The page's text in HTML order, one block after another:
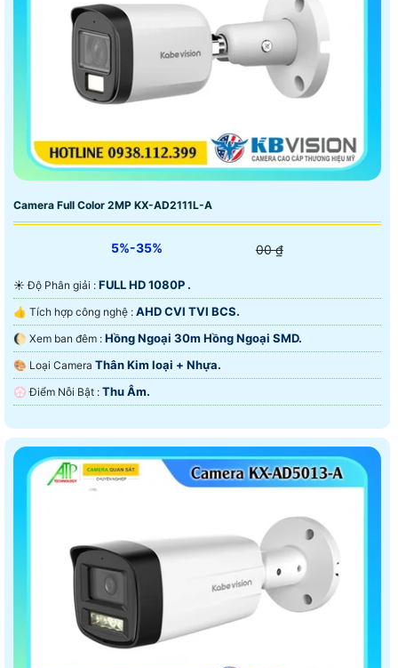
Camera Full Color 2MP KX-AD2111L-A
5%-35% 00 ₫
☀️ Độ Phân giải : FULL HD 1080P .
👍 Tích hợp công nghệ : AHD CVI TVI BCS.
🌔 Xem ban đêm : Hồng Ngoại 30m Hồng Ngoại SMD.
🎨 Loại Camera Thân Kim loại + Nhựa.
️💮 Điểm Nỗi Bật : Thu Âm.